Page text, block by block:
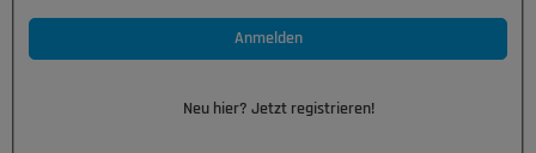
Anmelden
Neu hier? Jetzt registrieren!